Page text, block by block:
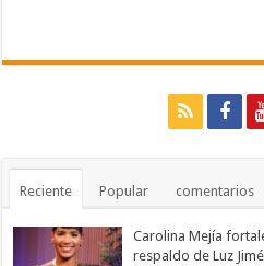
Reciente Popular comentarios
Carolina Mejía
respaldo de Luz